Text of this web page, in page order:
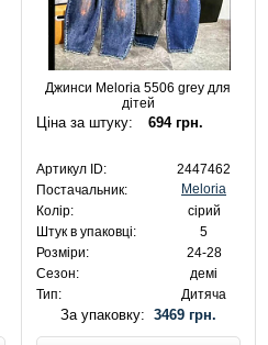
Джинси Meloria 5506 grey для
дітей
Ціна за штуку: 694 грн.
Артикул ID:
2447462
Постачальник:
Meloria
Колір:
сірий
Штук в упаковці:
5
Розміри:
24-28
Сезон:
демі
Тип:
Дитяча
За упаковку: 3469 грн.